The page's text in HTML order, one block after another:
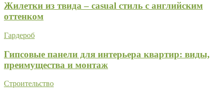
Жилетки из твида – casual стиль с английским
оттенком
Гардероб
Гипсовые панели для интерьера квартир: виды,
преимущества и монтаж
Строительство